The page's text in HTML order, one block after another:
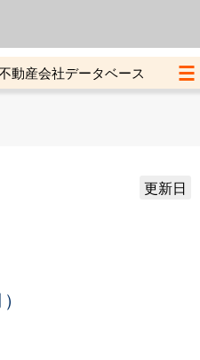
動産会社データベース
更新日